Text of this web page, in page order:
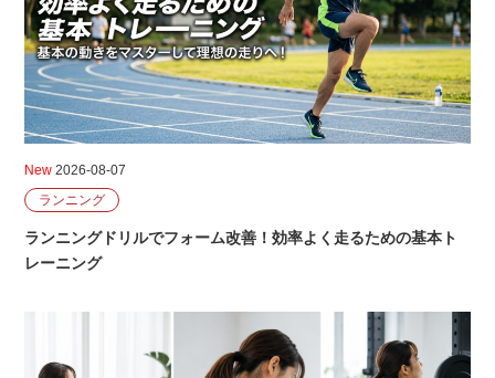
New2026-08-07
ランニング
ランニングドリルでフォーム改善！効率よく走るための基本ト
レーニング